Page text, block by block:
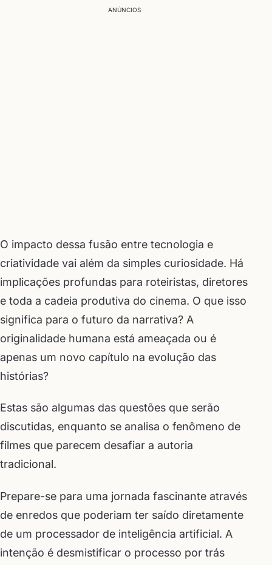
ANÚNCIOS
O impacto dessa fusão entre tecnologia e
criatividade vai além da simples curiosidade. Há
implicações profundas para roteiristas, diretores
e toda a cadeia produtiva do cinema. O que isso
significa para o futuro da narrativa? A
originalidade humana está ameaçada ou é
apenas um novo capítulo na evolução das
histórias?
Estas são algumas das questões que serão
discutidas, enquanto se analisa o fenômeno de
filmes que parecem desafiar a autoria
tradicional.
Prepare-se para uma jornada fascinante através
de enredos que poderiam ter saído diretamente
de um processador de inteligência artificial. A
intenção é desmistificar o processo por trás